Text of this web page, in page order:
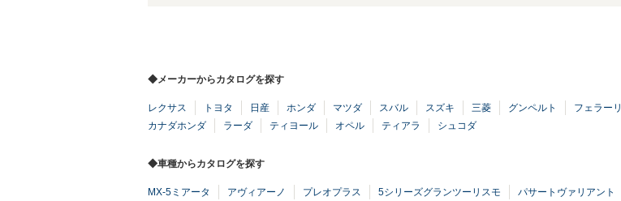
◆メーカーからカタログを探す
レクサス トヨタ 日産 ホンダ マツダ スバル スズキ 三菱 グンペルト フェラーリ
カナダホンダ
ラーダ ティヨール オペル ティアラ シュコダ
◆車種からカタログを探す
MX-5ミアータ アヴィアーノ プレオプラス 5シリーズグランツーリスモ パサートヴァリアント